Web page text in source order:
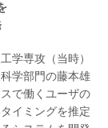
学専攻（当時）
学部門の藤本雄
で働くユーザの
イミングを推定